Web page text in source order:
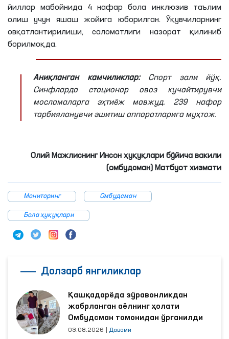
йиллар мабойнида 4 нафар бола инклюзив таълим
олиш учун яшаш жойига юборилган. Ўқувчиларнинг
овқатлантирилиши, саломатлиги назорат қилиниб
борилмоқда.
Аниқланган камчиликлар:Спорт зали йўқ.
Синфларда стационар овоз кучайтирувчи
мосламаларга эҳтиёж мавжуд. 239 нафар
тарбияланувчи эшитиш аппаратларига муҳтож.
Олий Мажлиснинг Инсон ҳуқуқлари бўйича вакили
(омбудсман) Матбуот хизмати
Мониторинг Омбудсман
Бола ҳуқуқлари
Долзарб янгиликлар
Қашқадарёда зўравонликдан
жабрланган аёлнинг ҳолати
Омбудсман томонидан ўрганилди
03.08.2026 Давоми